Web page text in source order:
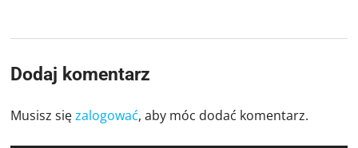
Dodaj komentarz
Musisz sięzalogować, aby móc dodać komentarz.